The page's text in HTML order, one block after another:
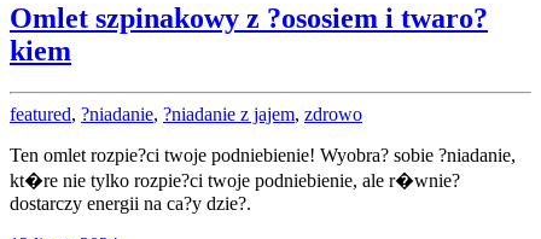
Omlet szpinakowy z ?ososiem i twaro?
kiem
featured, ?niadanie, ?niadanie z jajem, zdrowo
Ten omlet rozpie?ci twoje podniebienie! Wyobra? sobie ?niadanie,
kt�re nie tylko rozpie?ci twoje podniebienie, ale r�wnie?
dostarczy energii na ca?y dzie?.